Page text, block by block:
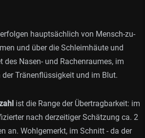
erfolgen hauptsächlich von Mensch-zu-
und über die Schleimhäute und
des Nasen- und Rachenraumes, im
Tränenflüssigkeit und im Blut.
ist die Range der Übertragbarkeit: im
nach derzeitiger Schätzung ca. 2
an. Wohlgemerkt, im Schnitt - da der